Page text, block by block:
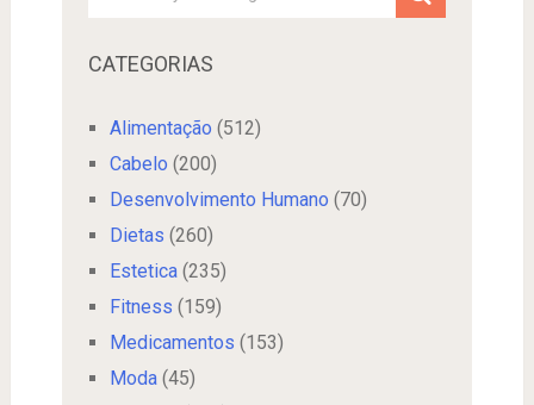
CATEGORIAS
Alimentação (512)
Cabelo (200)
Desenvolvimento Humano (70)
Dietas (260)
Estetica(235)
Fitness (159)
Medicamentos (153)
Moda(45)